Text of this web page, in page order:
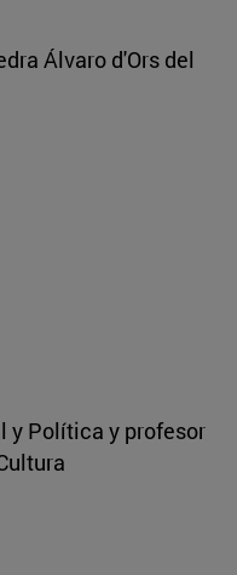
Álvaro d'Ors del
y Política y profesor